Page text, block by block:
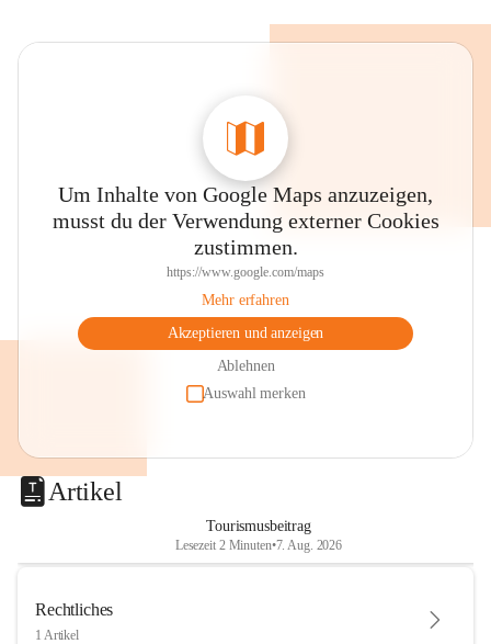
Um Inhalte von Google Maps anzuzeigen,
musst du der Verwendung externer Cookies
zustimmen.
https://www.google.com/maps
Mehr erfahren
Akzeptieren und anzeigen
Ablehnen
Auswahl merken
Artikel
Tourismusbeitrag
Lesezeit 2 Minuten•7. Aug. 2026
Rechtliches
1 Artikel